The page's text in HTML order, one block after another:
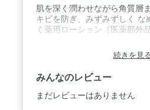
肌を深く潤わせながら角質層
キビを防ぎ、みずみずしく な
く薬用ローション［医薬部外品
続きを見
みんなのレビュー
まだレビューはありません